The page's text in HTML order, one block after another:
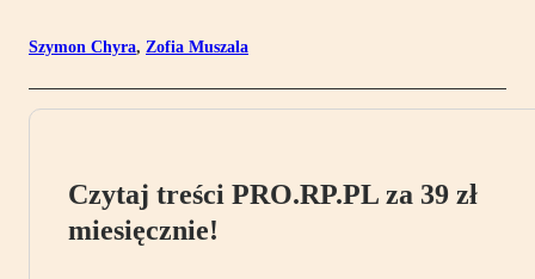
Szymon Chyra, Zofia Muszala
Czytaj treści PRO.RP.PL za 39 zł
miesięcznie!